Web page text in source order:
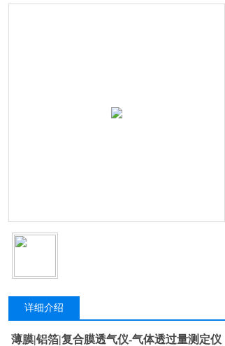
详细介绍
薄膜|铝箔|复合膜透气仪-气体透过量测定仪